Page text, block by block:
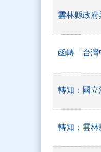
雲林縣政
函轉「台
轉知：國
轉知：雲